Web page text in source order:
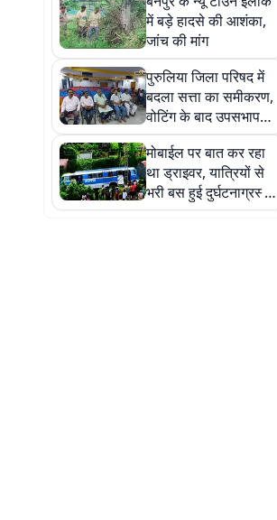
में बड़े हादसे की आशंका,
जांच की मांग
पुरुलिया जिला परिषद में
बदला सत्ता का समीकरण,
वोटिंग के बाद उपसभापति
सुजय बनर्जी हटाये गये
मोबाईल पर बात कर रहा
था ड्राइवर, यात्रियों से
भरी बस हुई दुर्घटनाग्रस्त,
15 यात्री घायल